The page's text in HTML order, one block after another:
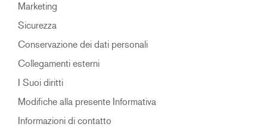
Marketing
Sicurezza
Conservazione dei dati personali
Collegamenti esterni
I Suoi diritti
Modifiche alla presente Informativa
Informazioni di contatto